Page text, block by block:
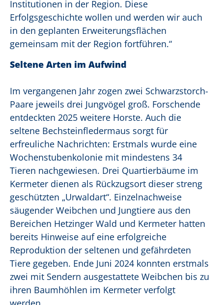
Institutionen in der Region. Diese
Erfolgsgeschichte wollen und werden wir auch
in den geplanten Erweiterungsflächen
gemeinsam mit der Region fortführen.“
Seltene Arten im Aufwind
Im vergangenen Jahr zogen zwei Schwarzstorch-
Paare jeweils drei Jungvögel groß. Forschende
entdeckten 2025 weitere Horste. Auch die
seltene Bechsteinfledermaus sorgt für
erfreuliche Nachrichten: Erstmals wurde eine
Wochenstubenkolonie mit mindestens 34
Tieren nachgewiesen. Drei Quartierbäume im
Kermeter dienen als Rückzugsort dieser streng
geschützten „Urwaldart“. Einzelnachweise
säugender Weibchen und Jungtiere aus den
Bereichen Hetzinger Wald und Kermeter hatten
bereits Hinweise auf eine erfolgreiche
Reproduktion der seltenen und gefährdeten
Tiere gegeben. Ende Juni 2024 konnten erstmals
zwei mit Sendern ausgestattete Weibchen bis zu
ihren Baumhöhlen im Kermeter verfolgt